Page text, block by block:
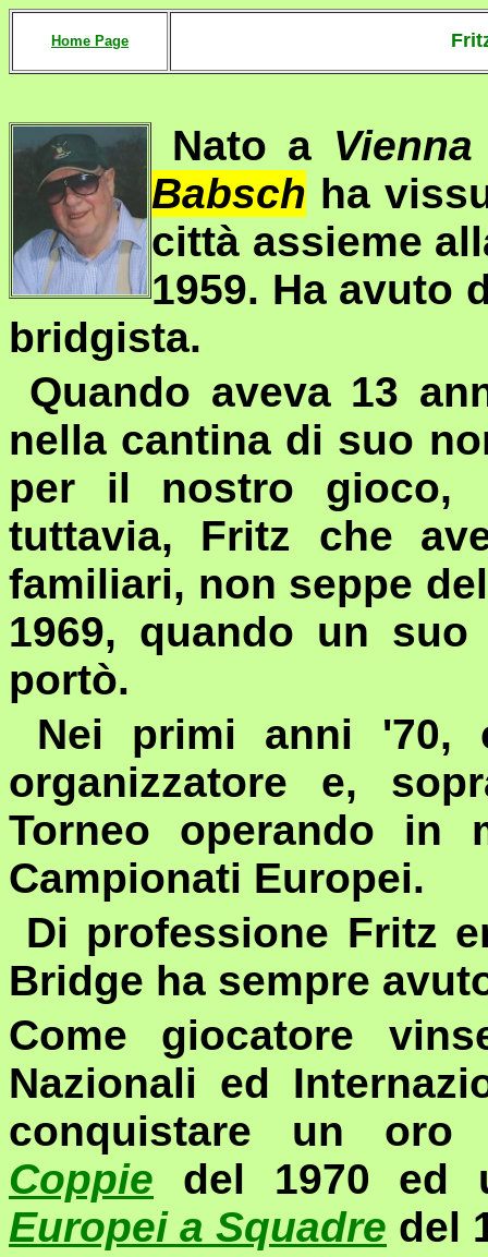
Home Page
Nato a
Babsch ha
città assieme
1959. Ha avuto
bridgista.
Quando aveva 13
nella cantina di suo
per il nostro
tuttavia, Fritz che
familiari, non seppe
1969, quando un
portò.
Nei primi anni '70,
organizzatore e,
Torneo operando in
Campionati Europei.
Di professione Fritz
Bridge ha sempre
Come giocatore
Nazionali ed
conquistare un
Coppie del 1970 ed
Europei a Squadre del